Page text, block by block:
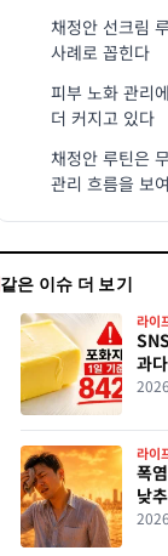
채정안 선크림
사례로 꼽힌다
피부 노화 관리
더 커지고 있다
채정안 루틴은
관리 흐름을 보
같은 이슈 더 보기
라이
과
라이
폭
낮